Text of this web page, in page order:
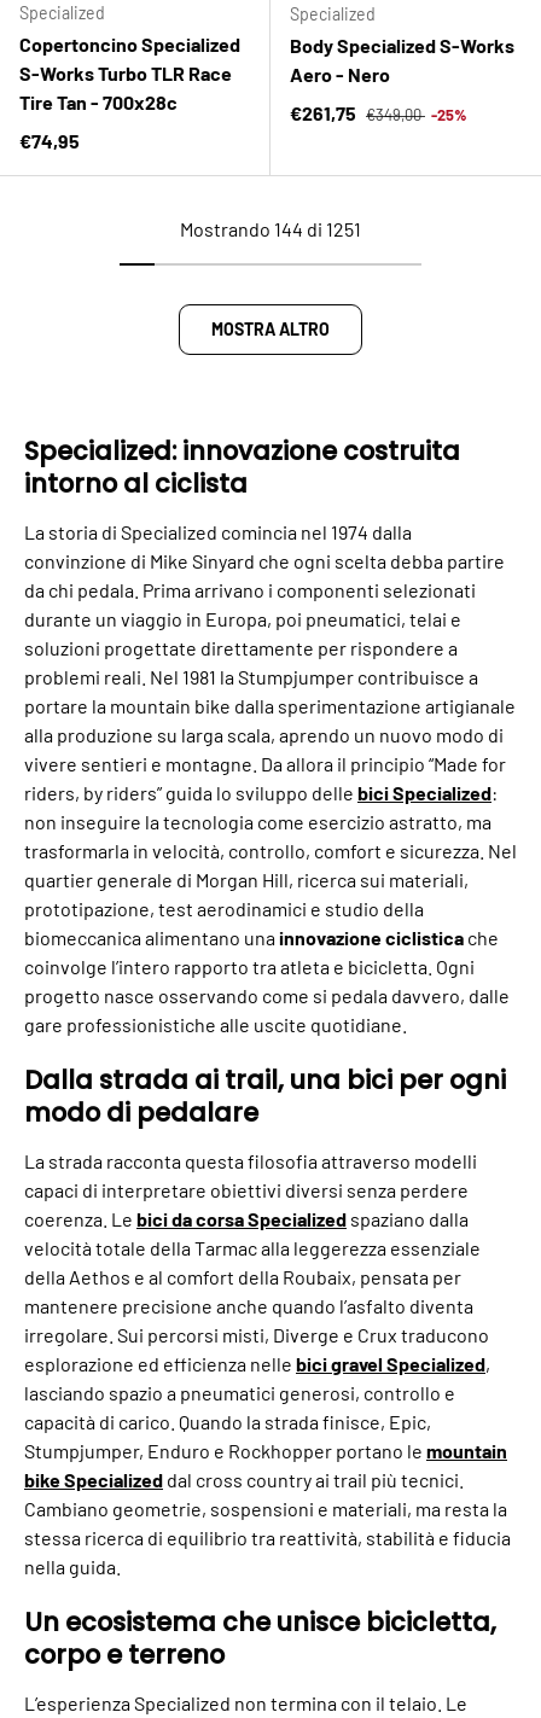
Specialized
Copertoncino Specialized
S-Works Turbo TLR Race
Tire Tan - 700x28c
Prezzo normale
€74,95
Specialized
Body Specialized S-Works
Aero - Nero
Prezzo di vendita
€261,75 Prezzo normale
€349,00 -25%
Mostrando 144 di 1251
MOSTRA ALTRO
Specialized: innovazione costruita
intorno al ciclista
La storia di Specialized comincia nel 1974 dalla
convinzione di Mike Sinyard che ogni scelta debba partire
da chi pedala. Prima arrivano i componenti selezionati
durante un viaggio in Europa, poi pneumatici, telai e
soluzioni progettate direttamente per rispondere a
problemi reali. Nel 1981 la Stumpjumper contribuisce a
portare la mountain bike dalla sperimentazione artigianale
alla produzione su larga scala, aprendo un nuovo modo di
vivere sentieri e montagne. Da allora il principio “Made for
riders, by riders” guida lo sviluppo delle bici Specialized:
non inseguire la tecnologia come esercizio astratto, ma
trasformarla in velocità, controllo, comfort e sicurezza. Nel
quartier generale di Morgan Hill, ricerca sui materiali,
prototipazione, test aerodinamici e studio della
biomeccanica alimentano unainnovazione ciclistica che
coinvolge l’intero rapporto tra atleta e bicicletta. Ogni
progetto nasce osservando come si pedala davvero, dalle
gare professionistiche alle uscite quotidiane.
Dalla strada ai trail, una bici per ogni
modo di pedalare
La strada racconta questa filosofia attraverso modelli
capaci di interpretare obiettivi diversi senza perdere
coerenza. Le bici da corsa Specialized spaziano dalla
velocità totale della Tarmac alla leggerezza essenziale
della Aethos e al comfort della Roubaix, pensata per
mantenere precisione anche quando l’asfalto diventa
irregolare. Sui percorsi misti, Diverge e Crux traducono
esplorazione ed efficienza nelle bici gravel Specialized,
lasciando spazio a pneumatici generosi, controllo e
capacità di carico. Quando la strada finisce, Epic,
Stumpjumper, Enduro e Rockhopper portano le mountain
bike Specialized dal cross country ai trail più tecnici.
Cambiano geometrie, sospensioni e materiali, ma resta la
stessa ricerca di equilibrio tra reattività, stabilità e fiducia
nella guida.
Un ecosistema che unisce bicicletta,
corpo e terreno
L’esperienza Specialized non termina con il telaio. Le